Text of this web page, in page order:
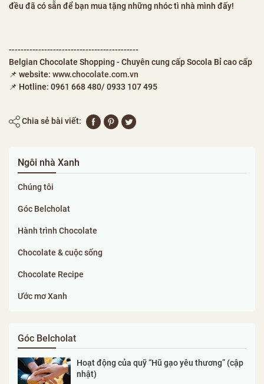
đều đã có sẵn để bạn mua tặng những nhóc tì nhà mình đấy!
--------------------------------------------
Belgian Chocolate Shopping - Chuyên cung cấp Socola Bỉ cao cấp
📌 website: www.chocolate.com.vn
📌 Hotline: 0961 668 480/ 0933 107 495
Chia sẻ bài viết:
Ngôi nhà Xanh
Chúng tôi
Góc Belcholat
Hành trình Chocolate
Chocolate & cuộc sống
Chocolate Recipe
Ước mơ Xanh
Góc Belcholat
Hoạt động của quỹ “Hũ gạo yêu thương” (cập
nhật)